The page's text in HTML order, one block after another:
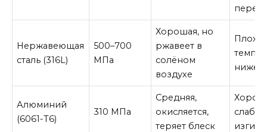
Нержавеющая
сталь (316L)
500–700
МПа
Хорошая, но
ржавеет в
солёном
воздухе
ниже -
Алюминий
(6061-T6)
310 МПа
Средняя,
окисляется,
теряет блеск
изгибе